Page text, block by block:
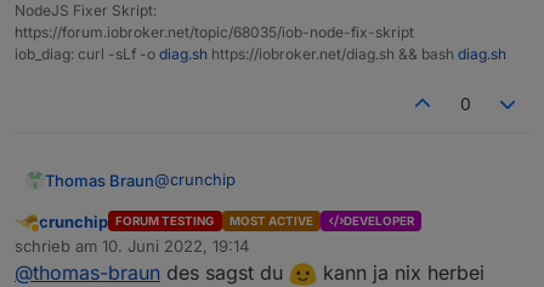
NodeJS Fixer Skript:
https://forum.iobroker.net/topic/68035/iob-node-fix-skript
iob_diag: curl -sLf -o diag.sh https://iobroker.net/diag.sh && bash diag.sh
0
Thomas Braun@crunchip
Auch der root muss die libnss3 / libnspr4 /
libgbm1 installiert haben.
Abwesend
crunchip FORUM TESTING MOST ACTIVE DEVELOPER
schrieb am 10. Juni 2022, 19:14
zuletzt editiert von
@thomas-braun des sagst du
kann ja nix herbei